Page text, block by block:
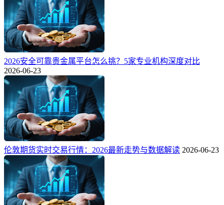
2026安全可靠贵金属平台怎么挑？5家专业机构深度对比
2026-06-23
伦敦期货实时交易行情：2026最新走势与数据解读 2026-06-23